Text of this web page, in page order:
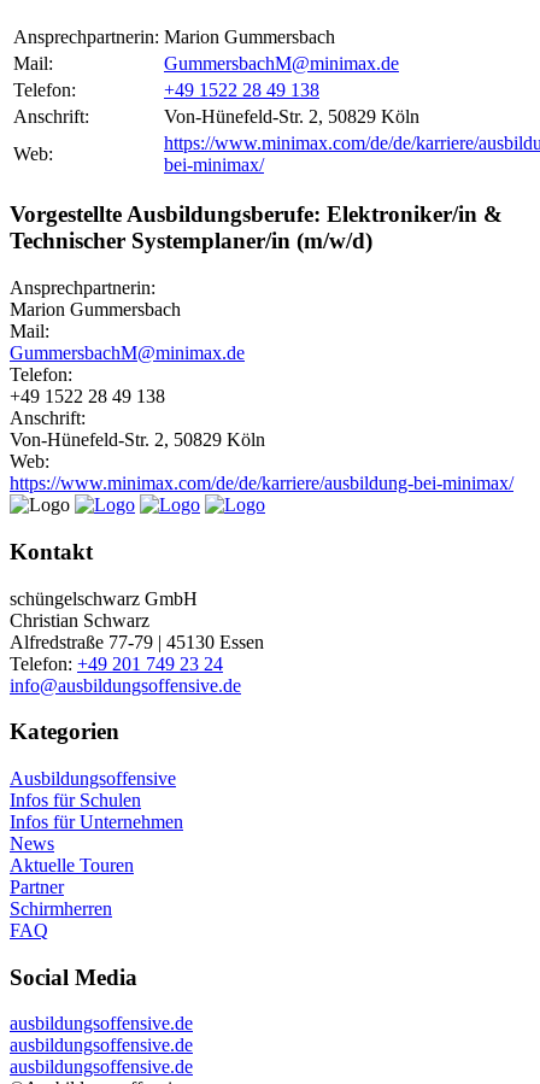
Ansprechpartnerin: Marion Gummersbach
Mail:
GummersbachM@minimax.de
Telefon:
+49 1522 28 49 138
Anschrift:
Von-Hünefeld-Str. 2, 50829 Köln
Web:
https://www.minimax.com/de/de/karriere/
bei-minimax/
Vorgestellte Ausbildungsberufe: Elektroniker/in &
Technischer Systemplaner/in (m/w/d)
Ansprechpartnerin:
Marion Gummersbach
Mail:
GummersbachM@minimax.de
Telefon:
+49 1522 28 49 138
Anschrift:
Von-Hünefeld-Str. 2, 50829 Köln
Web:
https://www.minimax.com/de/de/karriere/ausbildung-bei-minimax/
Kontakt
schüngelschwarz GmbH
Christian Schwarz
Alfredstraße 77-79 | 45130 Essen
Telefon: +49 201 749 23 24
info@ausbildungsoffensive.de
Kategorien
Ausbildungsoffensive
Infos für Schulen
Infos für Unternehmen
News
Aktuelle Touren
Partner
Schirmherren
FAQ
Social Media
ausbildungsoffensive.de
ausbildungsoffensive.de
ausbildungsoffensive.de